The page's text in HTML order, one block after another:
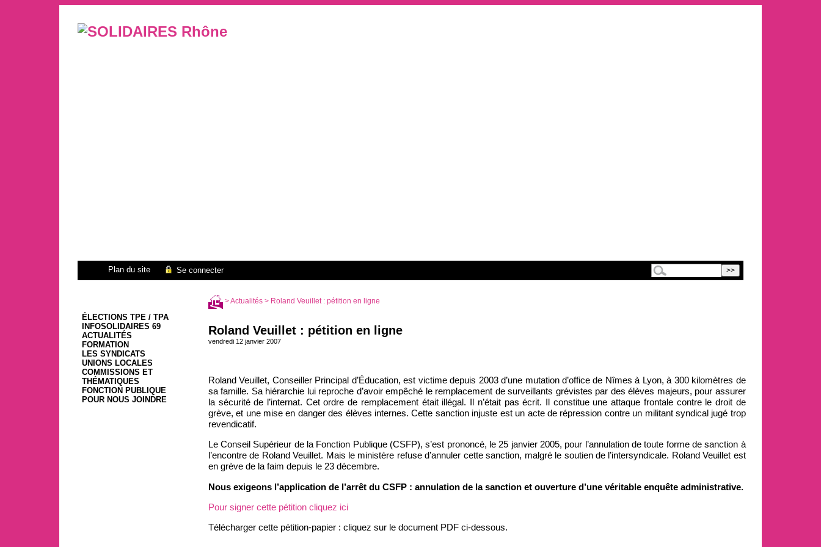
Plan du site Se connecter
ÉLECTIONS TPE / TPA
INFOSOLIDAIRES 69
ACTUALITÉS
FORMATION
LES SYNDICATS
UNIONS LOCALES
COMMISSIONS ET
THÉMATIQUES
FONCTION PUBLIQUE
POUR NOUS JOINDRE
>Actualités> Roland Veuillet : pétition en ligne
Roland Veuillet : pétition en ligne
vendredi 12 janvier 2007
Roland Veuillet, Conseiller Principal d’Éducation, est victime depuis 2003 d’une mutation d’office de Nîmes à Lyon, à 300 kilomètres de
sa famille. Sa hiérarchie lui reproche d’avoir empêché le remplacement de surveillants grévistes par des élèves majeurs, pour assurer
la sécurité de l’internat. Cet ordre de remplacement était illégal. Il n’était pas écrit. Il constitue une attaque frontale contre le droit de
grève, et une mise en danger des élèves internes. Cette sanction injuste est un acte de répression contre un militant syndical jugé trop
revendicatif.
Le Conseil Supérieur de la Fonction Publique (CSFP), s’est prononcé, le 25 janvier 2005, pour l’annulation de toute forme de sanction à
l’encontre de Roland Veuillet. Mais le ministère refuse d’annuler cette sanction, malgré le soutien de l’intersyndicale. Roland Veuillet est
en grève de la faim depuis le 23 décembre.
Nous exigeons l’application de l’arrêt du CSFP : annulation de la sanction et ouverture d’une véritable enquête administrative.
Pour signer cette pétition cliquez ici
Télécharger cette pétition-papier : cliquez sur le document PDF ci-dessous.